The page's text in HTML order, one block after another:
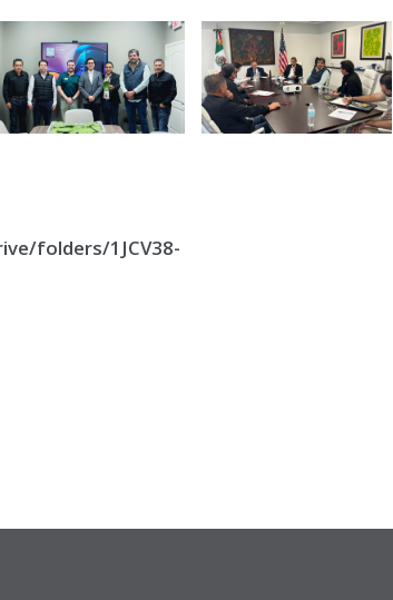
folders/1JCV38-